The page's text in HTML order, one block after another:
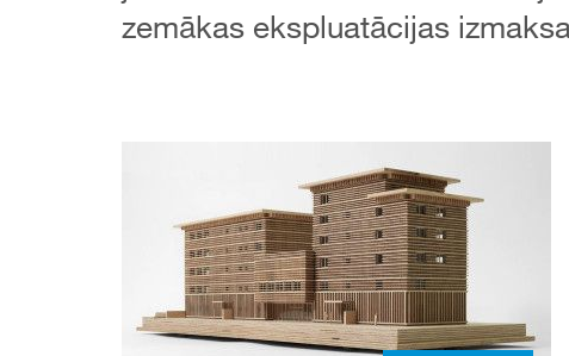
zemākas ekspluatācijas